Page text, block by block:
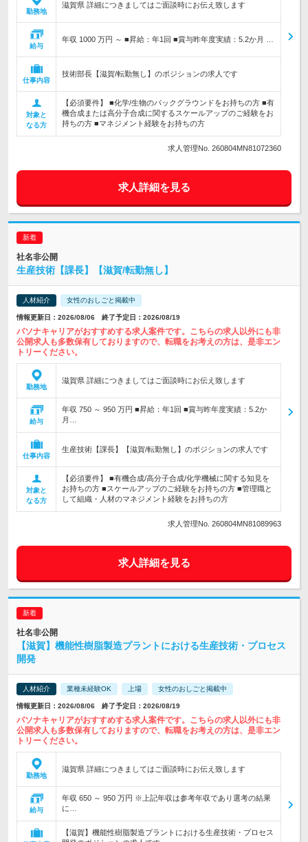
勤務地
滋賀県 詳細につきましてはご面談時にお伝え致します
給与
年収 1000 万円 ～ ■昇給：年1回 ■賞与昨年度実績：5.2か月 …
仕事内容
技術部長【滋賀/転勤無し】のポジションの求人です
対象と
なる方
【必須要件】 ■化学/生物のバックグラウンドをお持ちの方 ■有
機合成または高分子合成に関するスケールアップのご経験をお
持ちの方 ■マネジメント経験をお持ちの方
求人管理No. 260804MN81072360
求人詳細を見る
社名非公開
生産技術【課長】【滋賀/転勤無し】
人材紹介 女性のおしごと掲載中
情報更新日：2026/08/06 終了予定日：2026/08/19
パソナキャリアがおすすめする求人案件です。こちらの求人以外にも非
公開求人も多数保有しておりますので、転職をお考えの方は、是非エン
トリーください。
勤務地
滋賀県 詳細につきましてはご面談時にお伝え致します
給与
年収 750 ～ 950 万円 ■昇給：年1回 ■賞与昨年度実績：5.2か
月…
仕事内容
生産技術【課長】【滋賀/転勤無し】のポジションの求人です
対象と
なる方
【必須要件】 ■有機合成/高分子合成/化学機械に関する知見を
お持ちの方 ■スケールアップのご経験をお持ちの方 ■管理職と
して組織・人材のマネジメント経験をお持ちの方
求人管理No. 260804MN81089963
求人詳細を見る
社名非公開
【滋賀】機能性樹脂製造プラントにおける生産技術・プロセス
開発
人材紹介 業種未経験OK 上場 女性のおしごと掲載中
情報更新日：2026/08/06 終了予定日：2026/08/19
パソナキャリアがおすすめする求人案件です。こちらの求人以外にも非
公開求人も多数保有しておりますので、転職をお考えの方は、是非エン
トリーください。
勤務地
滋賀県 詳細につきましてはご面談時にお伝え致します
給与
年収 650 ～ 950 万円 ※上記年収は参考年収であり選考の結果
に…
【滋賀】機能性樹脂製造プラントにおける生産技術・プロセス